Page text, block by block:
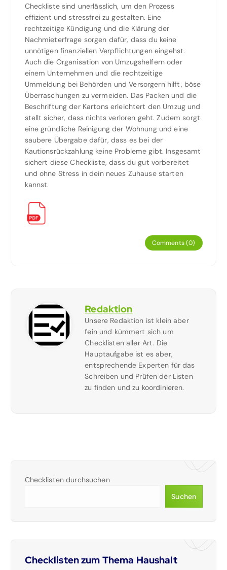
Checkliste sind unerlässlich, um den Prozess
effizient und stressfrei zu gestalten. Eine
rechtzeitige Kündigung und die Klärung der
Nachmieterfrage sorgen dafür, dass du keine
unnötigen finanziellen Verpflichtungen eingehst.
Auch die Organisation von Umzugshelfern oder
einem Unternehmen und die rechtzeitige
Ummeldung bei Behörden und Versorgern hilft, böse
Überraschungen zu vermeiden. Das Packen und die
Beschriftung der Kartons erleichtert den Umzug und
stellt sicher, dass nichts verloren geht. Zudem sorgt
eine gründliche Reinigung der Wohnung und eine
saubere Übergabe dafür, dass es bei der
Kautionsrückzahlung keine Probleme gibt. Insgesamt
sichert diese Checkliste, dass du gut vorbereitet
und ohne Stress in dein neues Zuhause starten
kannst.
Comments (0)
Redaktion
Unsere Redaktion ist klein aber
fein und kümmert sich um
Checklisten aller Art. Die
Hauptaufgabe ist es aber,
entsprechende Experten für das
Schreiben und Prüfen der Listen
zu finden und zu koordinieren.
Checklisten durchsuchen
Suchen
Checklisten zum Thema Haushalt